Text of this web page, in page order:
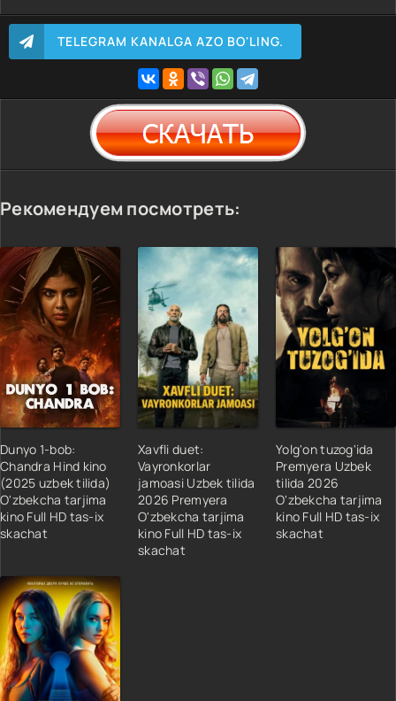
TELEGRAM KANALGA AZO BO'LING.
Рекомендуем посмотреть:
Dunyo 1-bob:
Chandra Hind kino
(2025 uzbek tilida)
O'zbekcha tarjima
kino Full HD tas-ix
skachat
Xavfli duet:
Vayronkorlar
jamoasi Uzbek tilida
2026 Premyera
O'zbekcha tarjima
kino Full HD tas-ix
skachat
Yolg'on tuzog'ida
Premyera Uzbek
tilida 2026
O'zbekcha tarjima
kino Full HD tas-ix
skachat